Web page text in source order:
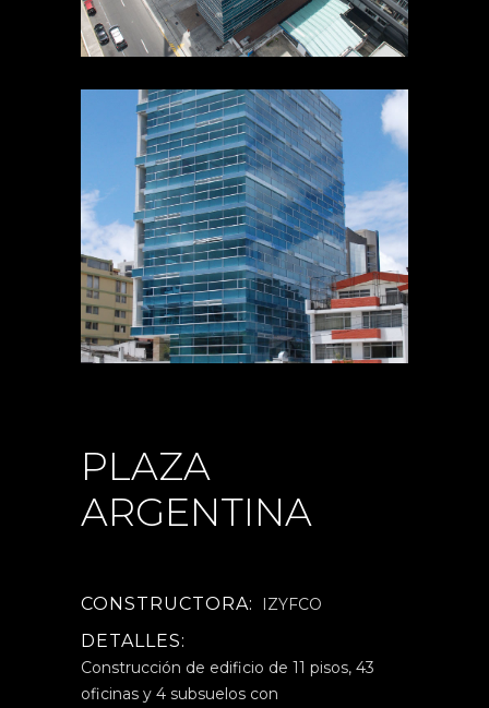
PLAZA
ARGENTINA
CONSTRUCTORA: IZYFCO
DETALLES:
Construcción de edificio de 11 pisos, 43
oficinas y 4 subsuelos con